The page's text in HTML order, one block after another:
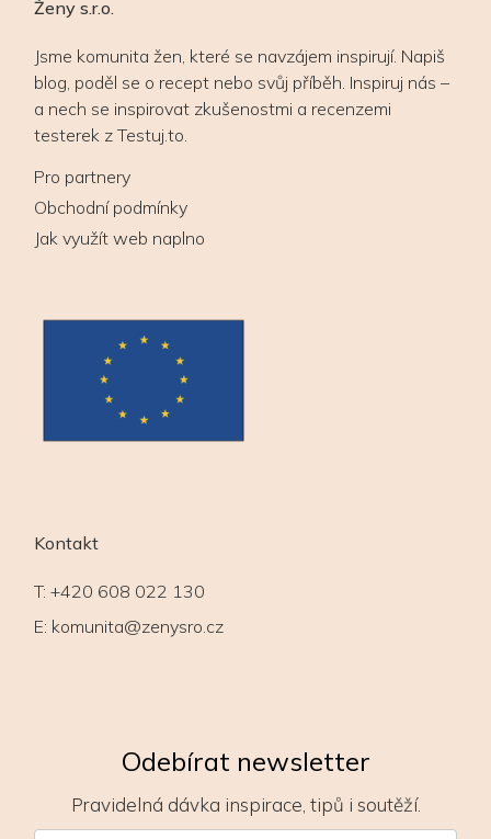
Ženy s.r.o.
Jsme komunita žen, které se navzájem inspirují. Napiš
blog, poděl se o recept nebo svůj příběh. Inspiruj nás –
a nech se inspirovat zkušenostmi a recenzemi
testerek z Testuj.to.
Pro partnery
Obchodní podmínky
Jak využít web naplno
Kontakt
T: +420 608 022 130
E: komunita@zenysro.cz
Odebírat newsletter
Pravidelná dávka inspirace, tipů i soutěží.